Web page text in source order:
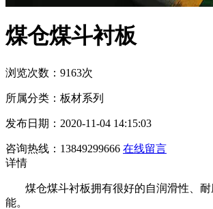
煤仓煤斗衬板
浏览次数：9163次
所属分类：板材系列
发布日期：2020-11-04 14:15:03
咨询热线：13849299666 在线留言
详情
煤仓煤斗衬板拥有很好的自润滑性、
能。